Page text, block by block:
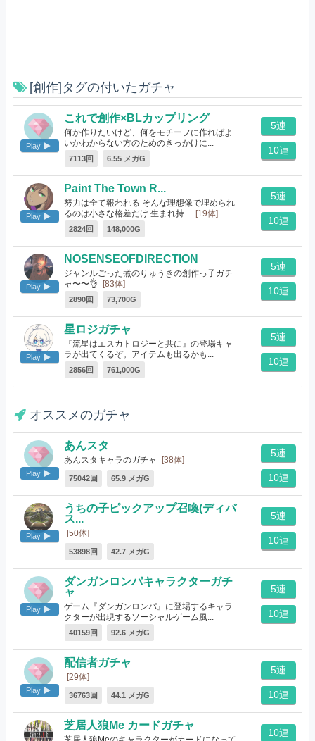
[創作]タグの付いたガチャ
Play
これで創作×BLカップリング
何か作りたいけど、何をモチーフに作ればよ
いかわからない方のためのきっかけに...
[12体]
7113回 6.55 メガG
5連
10連
Play
Paint The Town R...
努力は全て報われる そんな理想像で埋められ
るのは小さな格差だけ 生まれ持...
[19体]
2824回 148,000G
5連
10連
Play
NOSENSEOFDIRECTION
ジャンルごった煮のりゅうきの創作っ子ガチ
ャ〜〜👌 [83体]
2890回 73,700G
5連
10連
Play
星ロジガチャ
『流星はエスカトロジーと共に』の登場キャ
ラが出てくるぞ。アイテムも出るかも...
[56体]
2856回 761,000G
5連
10連
オススメのガチャ
Play
あんスタ
あんスタキャラのガチャ [38体]
75042回 65.9 メガG
5連
10連
Play
うちの子ピックアップ召喚(ディバ
ス...
[50体]
53898回 42.7 メガG
5連
10連
Play
ダンガンロンパキャラクターガチ
ャ
ゲーム『ダンガンロンパ』に登場するキャラ
クターが出現するソーシャルゲーム風...
[1350体]
40159回 92.6 メガG
5連
10連
Play
配信者ガチャ
[29体]
36763回 44.1 メガG
5連
10連
芝居人狼Me カードガチャ
10連